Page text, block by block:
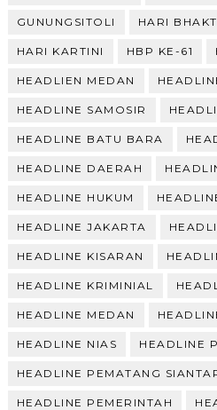
GUNUNGSITOLI HARI
HARI KARTINI HBP KE-61
HEADLIEN MEDAN
HEADLINE SAMOSIR
HEADLINE BATU BARA
HEADLINE DAERAH
HEADLINE HUKUM
HEADLINE JAKARTA
HEADLINE KISARAN
HEADLINE KRIMINIAL
HEADLINE MEDAN
HEADLINE NIAS HEADLINE
HEADLINE PEMATANG
HEADLINE PEMERINTAH